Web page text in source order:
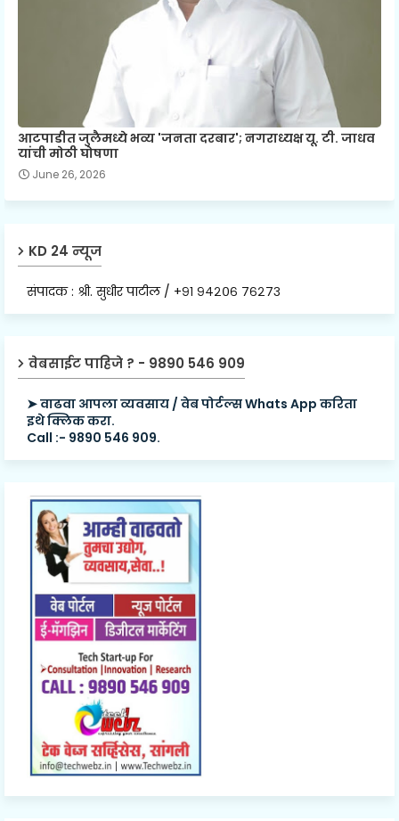
आटपाडीत जुलैमध्ये भव्य 'जनता दरबार'; नगराध्यक्ष यू. टी. जाधव
यांची मोठी घोषणा
June 26, 2026
KD 24 न्यूज
संपादक : श्री. सुधीर पाटील / +९१ ९४२०६ ७६२७३
वेबसाईट पाहिजे ? - 9890 546 909
➤ वाढवा आपला व्यवसाय / वेब पोर्टल्स Whats App करिता
इथे क्लिक करा.
Call :- 9890 546 909.